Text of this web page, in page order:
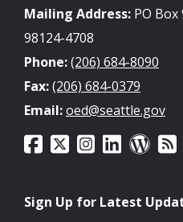
Mailing Address: PO Box
98124-4708
Phone:(206) 684-8090
Fax:(206) 684-0379
Email:oed@seattle.gov
Sign Up for Latest